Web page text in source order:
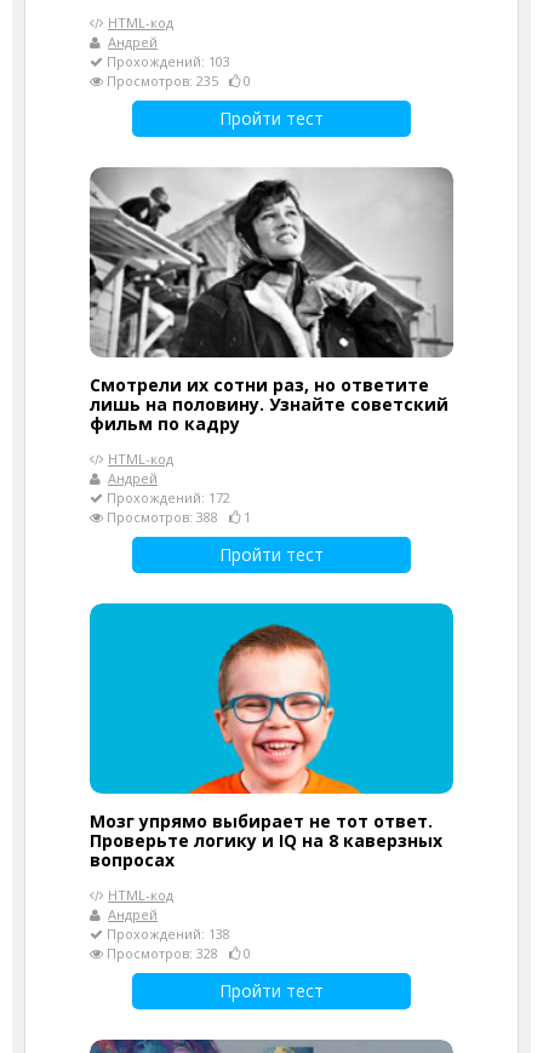
HTML-код
Андрей
Прохождений: 103
Просмотров: 235
0
Пройти тест
Смотрели их сотни раз, но ответите
лишь на половину. Узнайте советский
фильм по кадру
HTML-код
Андрей
Прохождений: 172
Просмотров: 388
1
Пройти тест
Мозг упрямо выбирает не тот ответ.
Проверьте логику и IQ на 8 каверзных
вопросах
HTML-код
Андрей
Прохождений: 138
Просмотров: 328
0
Пройти тест